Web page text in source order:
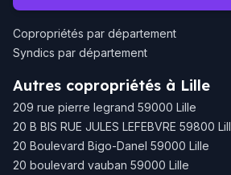
Copropriétés par département
Syndics par département
Autres copropriétés à Lille
209 rue pierre legrand 59000 Lille
20 B BIS RUE JULES LEFEBVRE 59800
20 Boulevard Bigo-Danel 59000 Lille
20 boulevard vauban 59000 Lille